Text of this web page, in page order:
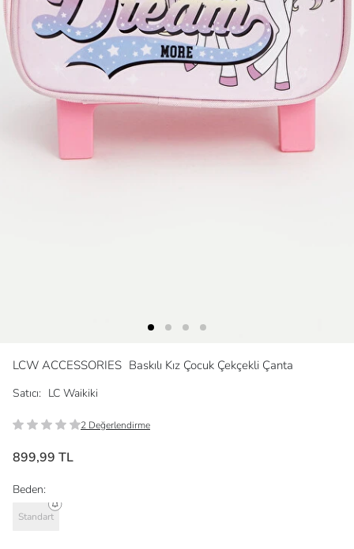
LCW ACCESSORIES Baskılı Kız Çocuk Çekçekli Çanta
Satıcı: LC Waikiki
2 Değerlendirme
899,99 TL
Beden:
Standart